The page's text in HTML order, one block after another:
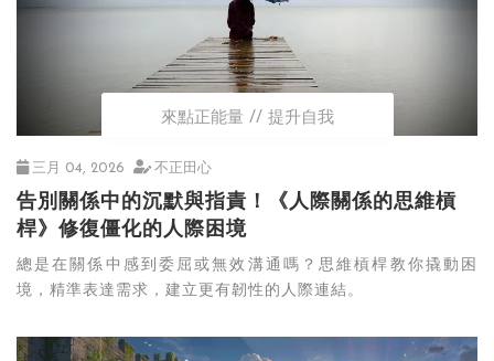
來點正能量 提升自我
三月 04, 2026 不正田心
告別關係中的沉默與指責！《人際關係的思維槓
桿》修復僵化的人際困境
總是在關係中感到委屈或無效溝通嗎？思維槓桿教你撬動困
境，精準表達需求，建立更有韌性的人際連結。